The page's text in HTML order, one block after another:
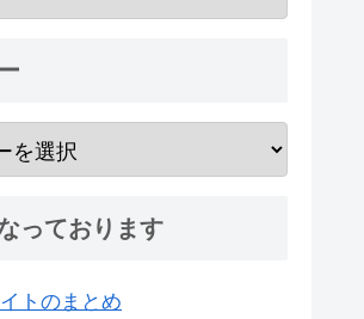
っております
トのまとめ